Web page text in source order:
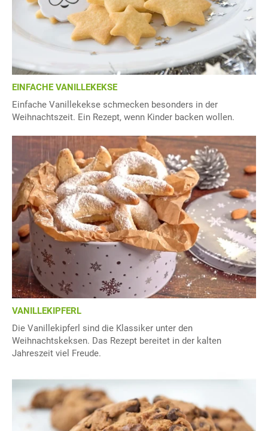
EINFACHE VANILLEKEKSE
Einfache Vanillekekse schmecken besonders in der
Weihnachtszeit. Ein Rezept, wenn Kinder backen wollen.
VANILLEKIPFERL
Die Vanillekipferl sind die Klassiker unter den
Weihnachtskeksen. Das Rezept bereitet in der kalten
Jahreszeit viel Freude.